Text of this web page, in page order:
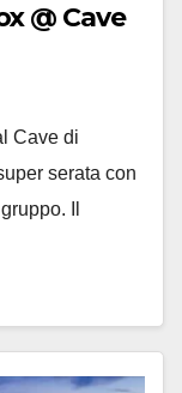
@ Cave
Cave di
serata con
Il